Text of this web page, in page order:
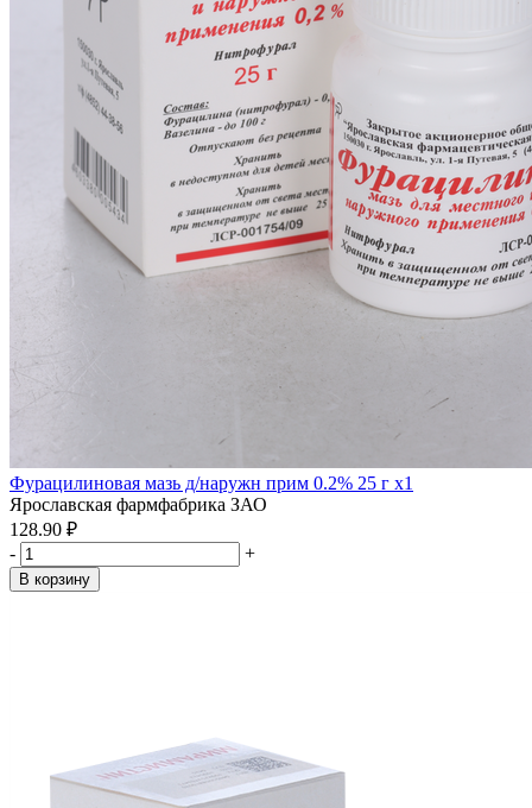
Фурацилиновая мазь д/наружн прим 0.2% 25 г x1
Ярославская фармфабрика ЗАО
128.90 ₽
-
+
В корзину